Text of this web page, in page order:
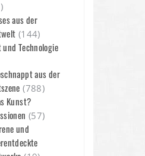
aus der
(144)
und Technologie
aus der
(788)
Kunst?
(57)
und